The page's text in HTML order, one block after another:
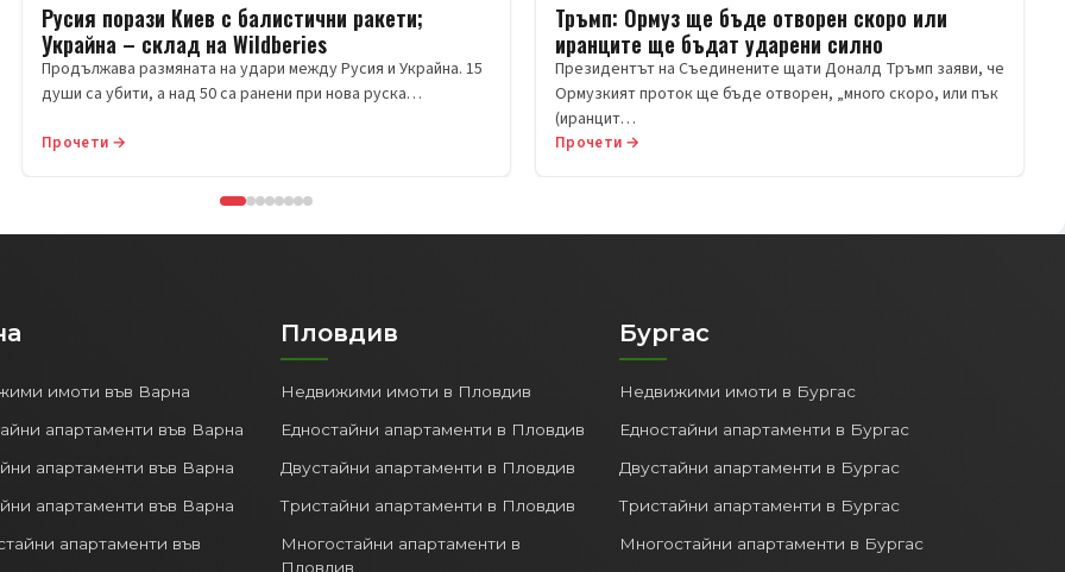
05 авг. 2026
Русия порази Киев с балистични ракети;
Украйна – склад на Wildberies
Продължава размяната на удари между Русия и Украйна. 15
05 авг. 2026
Тръмп: Ормуз ще бъде отворен скоро или
иранците ще бъдат ударени силно
Президентът на Съединените щати Доналд Тръмп заяви, че
Ормузкият проток ще бъде отворен, „много скоро, или пък
(иранцит…
апартаменти във
Пловдив
Многостайни апартаменти в
Бургас